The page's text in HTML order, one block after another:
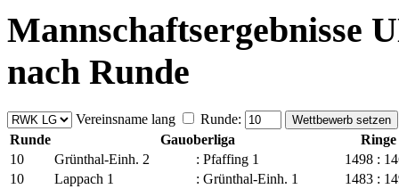
Mannschaftsergebnisse
nach Runde
Vereinsname lang
Runde:
Runde
Gauoberliga
Ringe
10
Grünthal-Einh. 2 : Pfaffing 1 1498 :
10
Lappach 1 : Grünthal-Einh. 1 1483 :